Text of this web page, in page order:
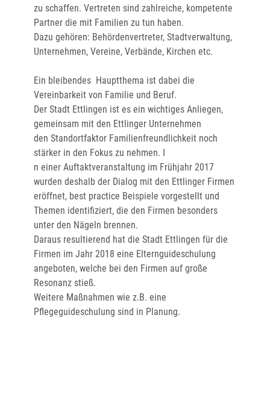
zu schaffen. Vertreten sind zahlreiche, kompetente
Partner die mit Familien zu tun haben.
Dazu gehören: Behördenvertreter, Stadtverwaltung,
Unternehmen, Vereine, Verbände, Kirchen etc.
Ein bleibendes Hauptthema ist dabei die
Vereinbarkeit von Familie und Beruf.
Der Stadt Ettlingen ist es ein wichtiges Anliegen,
gemeinsam mit den Ettlinger Unternehmen
den Standortfaktor Familienfreundlichkeit noch
stärker in den Fokus zu nehmen. I
n einer Auftaktveranstaltung im Frühjahr 2017
wurden deshalb der Dialog mit den Ettlinger Firmen
eröffnet, best practice Beispiele vorgestellt und
Themen identifiziert, die den Firmen besonders
unter den Nägeln brennen.
Daraus resultierend hat die Stadt Ettlingen für die
Firmen im Jahr 2018 eine Elternguideschulung
angeboten, welche bei den Firmen auf große
Resonanz stieß.
Weitere Maßnahmen wie z.B. eine
Pflegeguideschulung sind in Planung.